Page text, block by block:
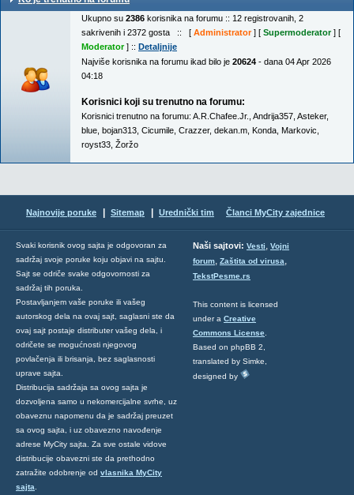
Ukupno su 2386 korisnika na forumu :: 12 registrovanih, 2
sakrivenih i 2372 gosta :: [ Administrator] [ Supermoderator] [
Moderator] :: Detaljnije
Najviše korisnika na forumu ikad bilo je 20624 - dana 04 Apr 2026
04:18
Korisnici koji su trenutno na forumu:
Korisnici trenutno na forumu: A.R.Chafee.Jr. Andrija357 Asteker,
blue bojan313 Cicumile Crazzer, dekan.m Konda Markovic
royst33 Žoržo
Najnovije poruke Sitemap Urednički tim Članci MyCity zajednice
Svaki korisnik ovog sajta je odgovoran za
sadržaj svoje poruke koju objavi na sajtu.
Sajt se odriče svake odgovornosti za
sadržaj tih poruka.
Postavljanjem vaše poruke ili vašeg
autorskog dela na ovaj sajt, saglasni ste da
ovaj sajt postaje distributer vašeg dela, i
odričete se mogućnosti njegovog
povlačenja ili brisanja, bez saglasnosti
uprave sajta.
Distribucija sadržaja sa ovog sajta je
dozvoljena samo u nekomercijalne svrhe, uz
obaveznu napomenu da je sadržaj preuzet
sa ovog sajta, i uz obavezno navođenje
adrese MyCity sajta. Za sve ostale vidove
distribucije obavezni ste da prethodno
zatražite odobrenje od vlasnika MyCity
sajta
Naši sajtovi: Vesti, Vojni
forum, Zaštita od virusa,
TekstPesme.rs
This content is licensed
under a Creative
Commons License
Based on phpBB 2,
translated by Simke,
designed by